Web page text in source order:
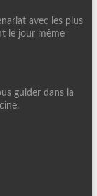
avec les plus
le jour même
guider dans la